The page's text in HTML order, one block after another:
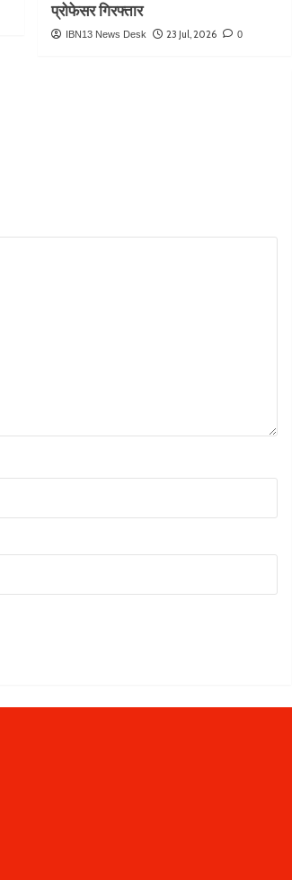
प्रोफेसर गिरफ्तार
IBN13 News Desk 23 Jul, 2026 0